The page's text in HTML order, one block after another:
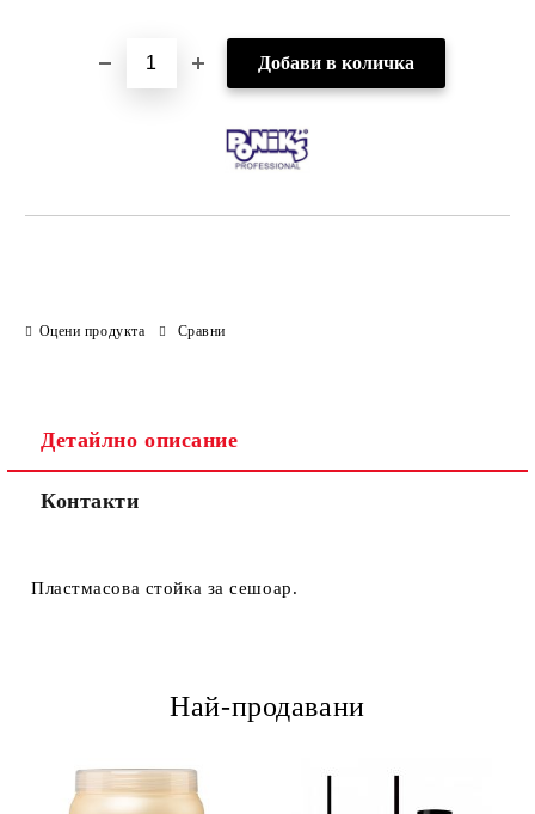
Оцени продукта Сравни
Детайлно описание
Контакти
Пластмасова стойка за сешоар.
Най-продавани